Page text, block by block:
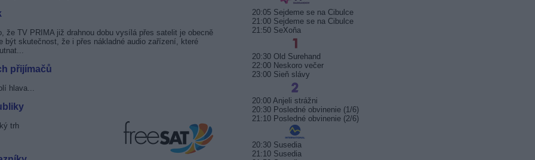
že TV PRIMA již drahnou dobu vysílá přes satelit je obecně
skutečnost, že i přes nákladné audio zařízení, které
přijímačů
hlava...
trh
20:05 Sejdeme se na Cibulce
21:00 Sejdeme se na Cibulce
21:50 SeXoňa
20:30 Old Surehand
22:00 Neskoro večer
23:00 Sieň slávy
20:00 Anjeli strážni
20:30 Posledné obvinenie (1/6)
21:10 Posledné obvinenie (2/6)
20:30 Susedia
21:10 Susedia